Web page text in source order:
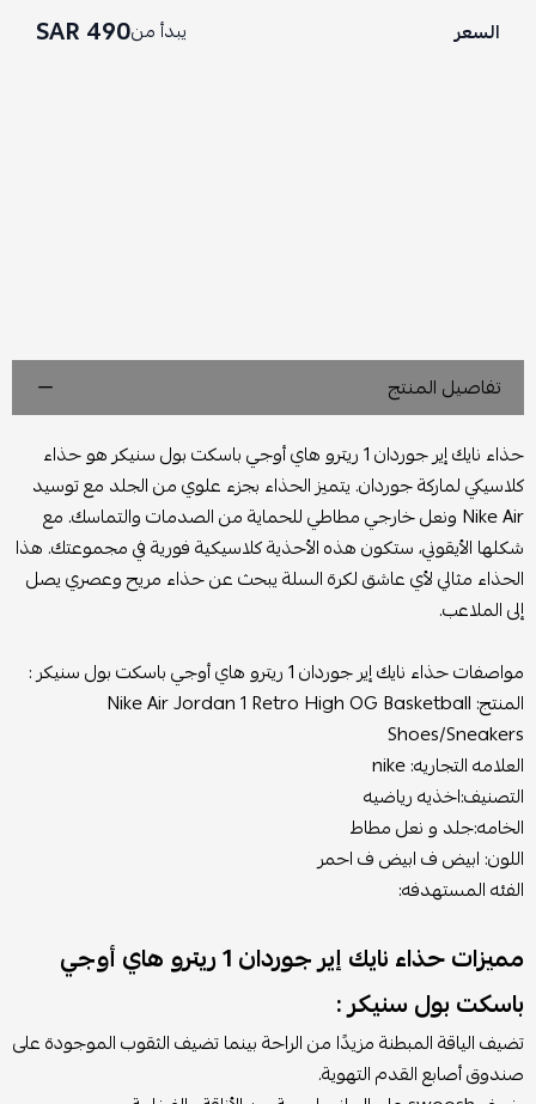
السعر يبدأ من490 SAR
تفاصيل المنتج
حذاء نايك إير جوردان 1 ريترو هاي أوجي باسكت بول سنيكر
هو حذاء
كلاسيكي لماركة جوردان. يتميز الحذاء بجزء علوي من الجلد مع توسيد
Nike Air ونعل خارجي مطاطي للحماية من الصدمات والتماسك. مع
شكلها الأيقوني، ستكون هذه الأحذية كلاسيكية فورية في مجموعتك. هذا
الحذاء مثالي لأي عاشق لكرة السلة يبحث عن حذاء مريح وعصري يصل
إلى الملاعب.
مواصفاتحذاء نايك إير جوردان 1 ريترو هاي أوجي باسكت بول سنيكر
:
المنتج: Nike Air Jordan 1 Retro High OG Basketball
Shoes/Sneakers
العلامه التجاريه: nike
التصنيف:اخذيه رياضيه
الخامه:جلد و نعل مطاط
اللون: ابيض ف ابيض ف احمر
الفئه المستهدفه:
مميزات
حذاء نايك إير جوردان 1 ريترو هاي أوجي
باسكت بول سنيكر:
تضيف الياقة المبطنة مزيدًا من الراحة بينما تضيف الثقوب الموجودة على
صندوق أصابع القدم التهوية.